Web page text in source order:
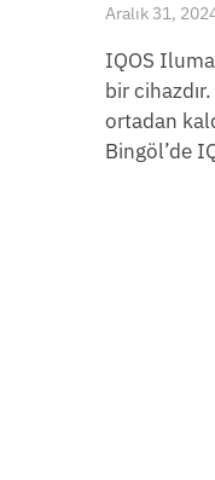
Aralık 31,
IQOS
bir
ortadan
Bingöl’de